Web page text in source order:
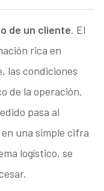
de un cliente. El
rica en
las condiciones
de la operación.
pasa al
una simple cifra
logístico, se